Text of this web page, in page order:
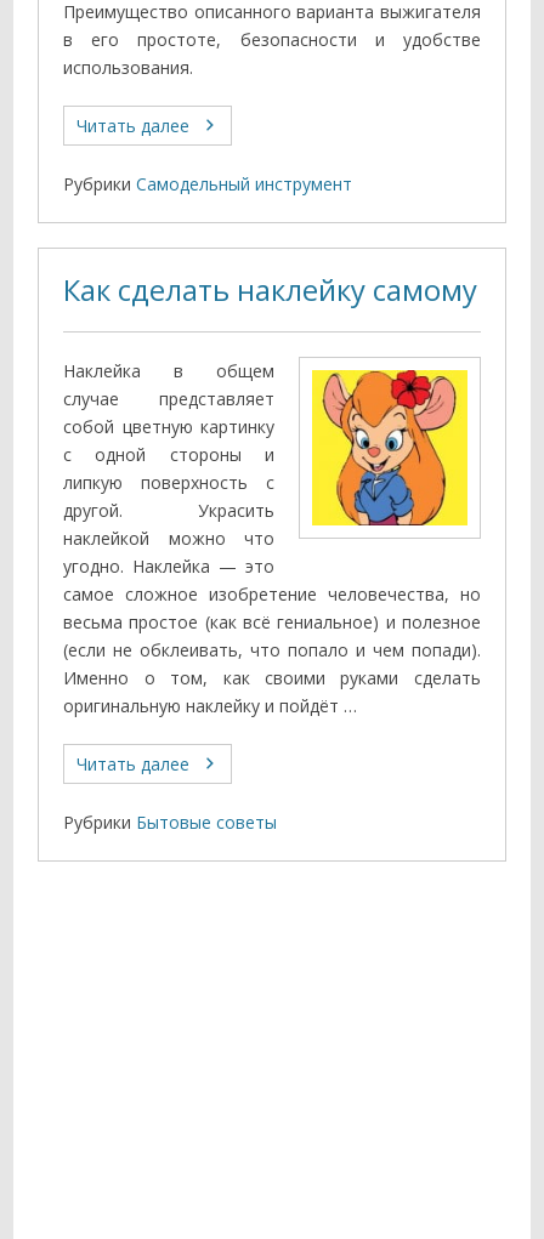
Преимущество описанного варианта выжигателя
в его простоте, безопасности и удобстве
использования.
Читать далее
Рубрики Самодельный инструмент
Как сделать наклейку самому
Наклейка в общем
случае представляет
собой цветную картинку
с одной стороны и
липкую поверхность с
другой. Украсить
наклейкой можно что
угодно. Наклейка — это
самое сложное изобретение человечества, но
весьма простое (как всё гениальное) и полезное
(если не обклеивать, что попало и чем попади).
Именно о том, как своими руками сделать
оригинальную наклейку и пойдёт …
Читать далее
Рубрики Бытовые советы